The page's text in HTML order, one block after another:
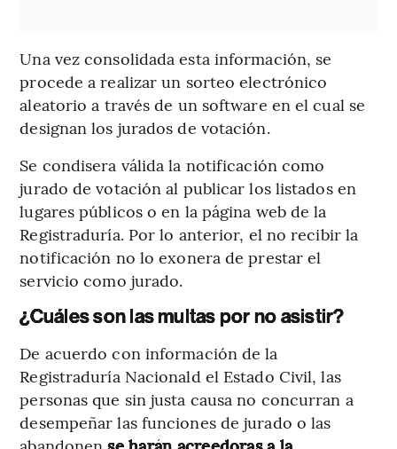
Una vez consolidada esta información, se
procede a realizar un sorteo electrónico
aleatorio a través de un software en el cual se
designan los jurados de votación.
Se condisera válida la notificación como
jurado de votación al publicar los listados en
lugares públicos o en la página web de la
Registraduría. Por lo anterior, el no recibir la
notificación no lo exonera de prestar el
servicio como jurado.
¿Cuáles son las multas por no asistir?
De acuerdo con información de la
Registraduría Nacionald el Estado Civil, las
personas que sin justa causa no concurran a
desempeñar las funciones de jurado o las